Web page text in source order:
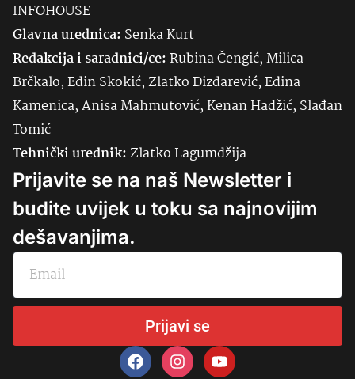
INFOHOUSE
Glavna urednica: SenkaKurt
Redakcija i saradnici/ce:Rubina Čengić, Milica
Brčkalo, Edin Skokić, Zlatko Dizdarević, Edina
Kamenica, Anisa Mahmutović, Kenan Hadžić, Slađan
Tomić
Tehnički urednik:Zlatko Lagumdžija
Prijavite se na naš Newsletter i
budite uvijek u toku sa najnovijim
dešavanjima.
Prijavi se